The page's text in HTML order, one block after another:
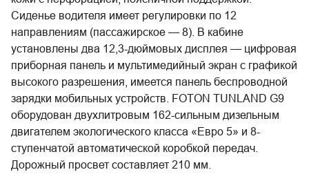
Сиденье водителя имеет регулировки по 12
направлениям (пассажирское — 8). В кабине
установлены два 12,3-дюймовых дисплея — цифровая
приборная панель и мультимедийный экран с графикой
высокого разрешения, имеется панель беспроводной
зарядки мобильных устройств. FOTON TUNLAND G9
оборудован двухлитровым 162-сильным дизельным
двигателем экологического класса «Евро 5» и 8-
ступенчатой автоматической коробкой передач.
Дорожный просвет составляет 210 мм.